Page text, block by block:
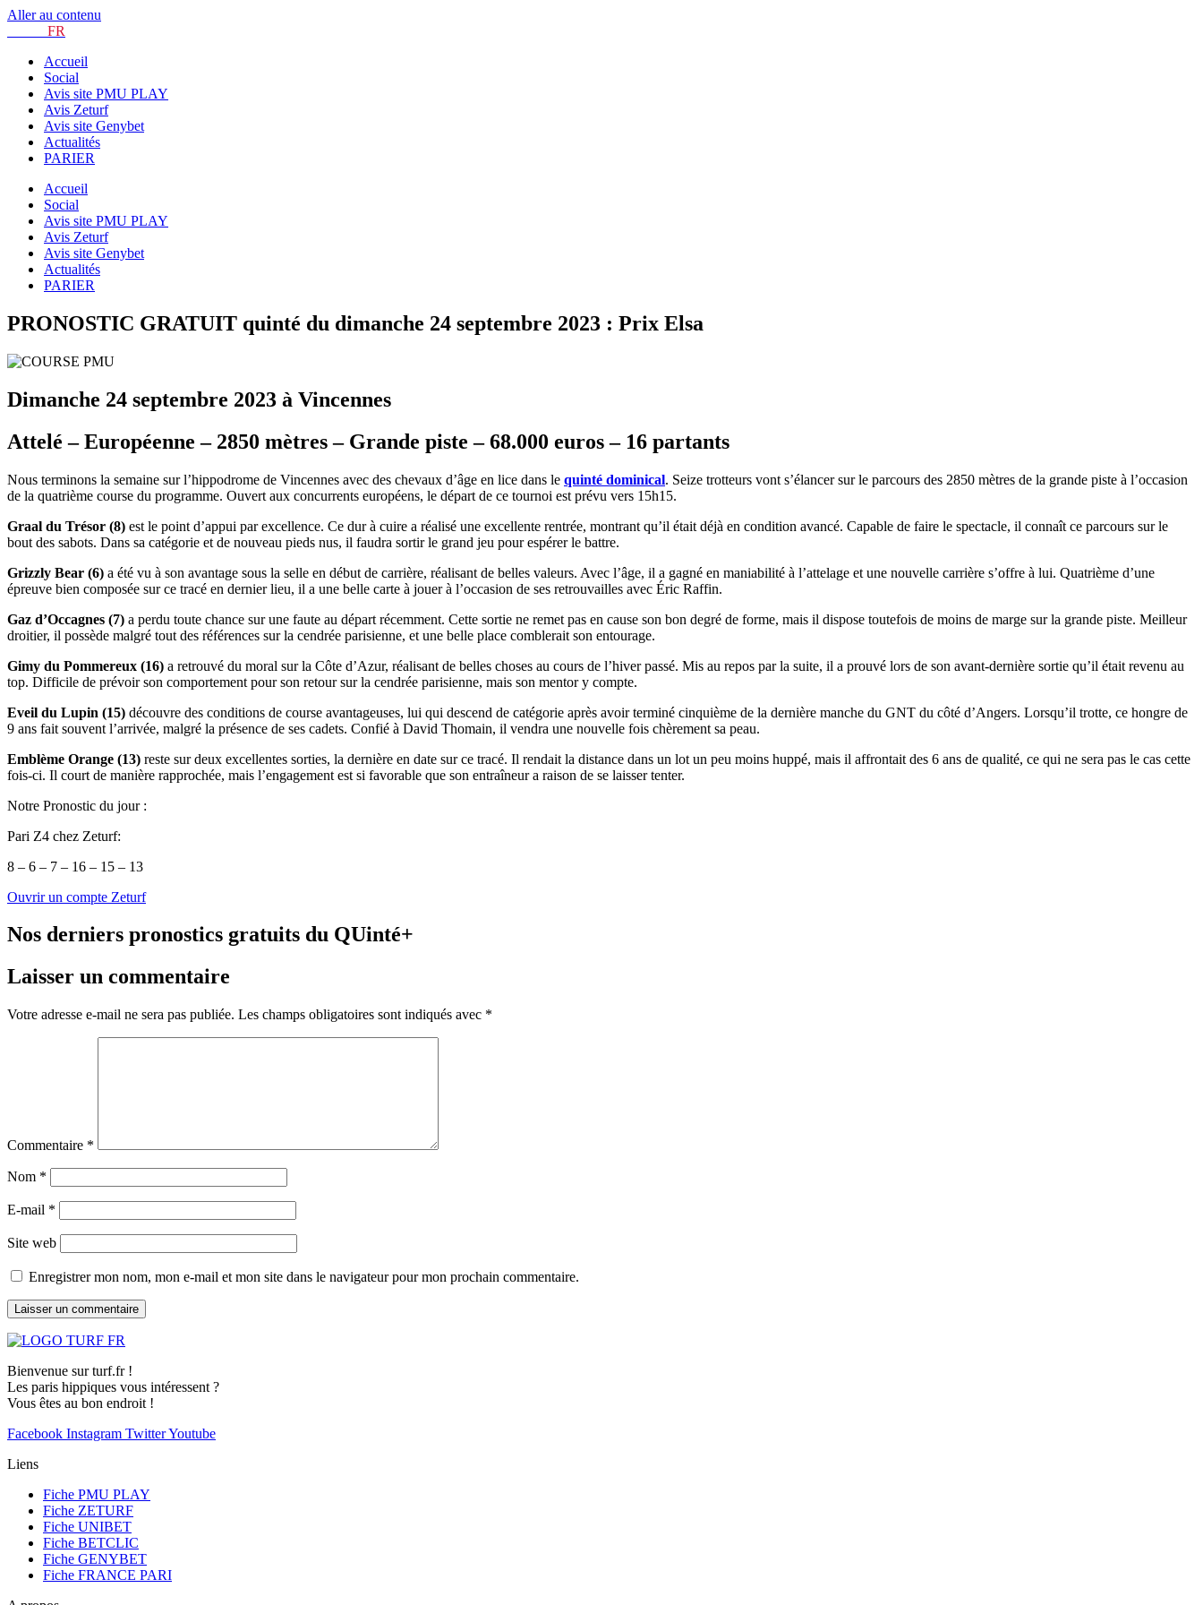
Aller au contenu
FR
Accueil
Social
Avis site PMU PLAY
Avis Zeturf
Avis site Genybet
Actualités
PARIER
Accueil
Social
Avis site PMU PLAY
Avis Zeturf
Avis site Genybet
Actualités
PARIER
PRONOSTIC GRATUIT quinté du dimanche 24 septembre 2023 : Prix Elsa
Dimanche 24 septembre 2023 à Vincennes
Attelé – Européenne – 2850 mètres – Grande piste – 68.000 euros – 16 partants
Nous terminons la semaine sur l’hippodrome de Vincennes avec des chevaux d’âge en lice dans le quinté dominical. Seize trotteurs vont s’élancer sur le parcours des 2850 mètres de la grande piste à l’occasion
de la quatrième course du programme. Ouvert aux concurrents européens, le départ de ce tournoi est prévu vers 15h15.
Graal du Trésor (8) est le point d’appui par excellence. Ce dur à cuire a réalisé une excellente rentrée, montrant qu’il était déjà en condition avancé. Capable de faire le spectacle, il connaît ce parcours sur le
bout des sabots. Dans sa catégorie et de nouveau pieds nus, il faudra sortir le grand jeu pour espérer le battre.
Grizzly Bear (6) a été vu à son avantage sous la selle en début de carrière, réalisant de belles valeurs. Avec l’âge, il a gagné en maniabilité à l’attelage et une nouvelle carrière s’offre à lui. Quatrième d’une
épreuve bien composée sur ce tracé en dernier lieu, il a une belle carte à jouer à l’occasion de ses retrouvailles avec Éric Raffin.
Gaz d’Occagnes (7) a perdu toute chance sur une faute au départ récemment. Cette sortie ne remet pas en cause son bon degré de forme, mais il dispose toutefois de moins de marge sur la grande piste. Meilleur
droitier, il possède malgré tout des références sur la cendrée parisienne, et une belle place comblerait son entourage.
Gimy du Pommereux (16) a retrouvé du moral sur la Côte d’Azur, réalisant de belles choses au cours de l’hiver passé. Mis au repos par la suite, il a prouvé lors de son avant-dernière sortie qu’il était revenu au
top. Difficile de prévoir son comportement pour son retour sur la cendrée parisienne, mais son mentor y compte.
Eveil du Lupin (15) découvre des conditions de course avantageuses, lui qui descend de catégorie après avoir terminé cinquième de la dernière manche du GNT du côté d’Angers. Lorsqu’il trotte, ce hongre de
9 ans fait souvent l’arrivée, malgré la présence de ses cadets. Confié à David Thomain, il vendra une nouvelle fois chèrement sa peau.
Emblème Orange (13) reste sur deux excellentes sorties, la dernière en date sur ce tracé. Il rendait la distance dans un lot un peu moins huppé, mais il affrontait des 6 ans de qualité, ce qui ne sera pas le cas cette
fois-ci. Il court de manière rapprochée, mais l’engagement est si favorable que son entraîneur a raison de se laisser tenter.
Notre Pronostic du jour :
Pari Z4 chez Zeturf:
8 – 6 – 7 – 16 – 15 – 13
Ouvrir un compte Zeturf
Nos derniers pronostics gratuits du QUinté+
Laisser un commentaire
Votre adresse e-mail ne sera pas publiée. Les champs obligatoires sont indiqués avec *
Commentaire *
Nom *
E-mail *
Site web
Enregistrer mon nom, mon e-mail et mon site dans le navigateur pour mon prochain commentaire.
Bienvenue sur turf.fr !
Les paris hippiques vous intéressent ?
Vous êtes au bon endroit !
Facebook Instagram TwitterYoutube
Liens
Fiche PMU PLAY
Fiche ZETURF
Fiche UNIBET
Fiche BETCLIC
Fiche GENYBET
Fiche FRANCE PARI